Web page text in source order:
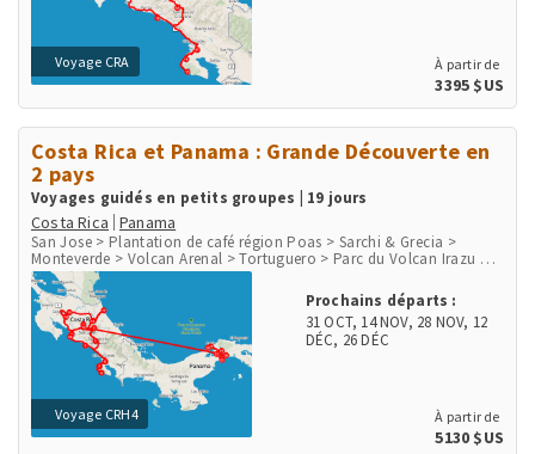
Voyage CRA À partir de
3395 $US
Costa Rica et Panama : Grande Découverte en
2 pays
Voyages guidés en petits groupes | 19 jours
Costa Rica Panama
San Jose > Plantation de café région Poas > Sarchi & Grecia >
Monteverde > Volcan Arenal > Tortuguero > Parc du Volcan Irazu >
San Gerardo de Dota > Péninsule d'Osa > Parc de Corcovado > Parc
de Manuel Antonio > Playa Herradura & Punta Leona > Rio Tarcoles
& Carara > Aéroport et ville de Panama > Communauté indigène
Embera > Parc National Chagres > Fort San Lorenzo
Voyage CRH4
Prochains départs :
31 OCT, 14 NOV, 28 NOV, 12
DÉC, 26 DÉC
À partir de
5130 $US